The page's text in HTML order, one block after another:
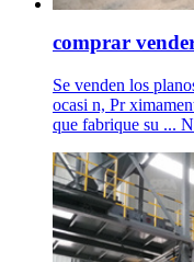
comprar
Se venden los
ocasi n, Pr
que fabrique su ...